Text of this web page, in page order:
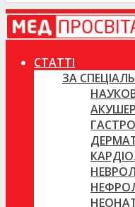
СТАТТІ
ЗА